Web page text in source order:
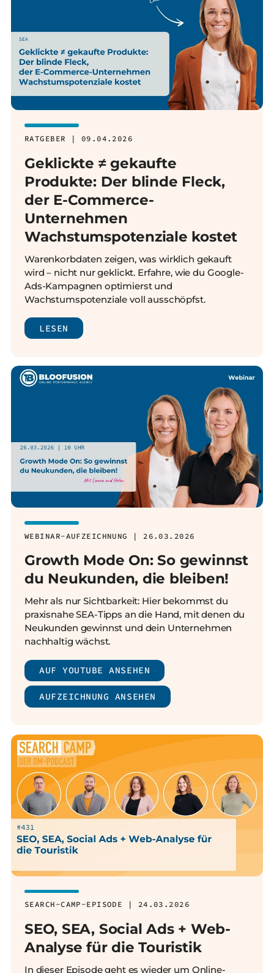
RATGEBER | 09.04.2026
Geklickte ≠ gekaufte
Produkte: Der blinde Fleck,
der E-Commerce-
Unternehmen
Wachstumspotenziale kostet
Warenkorbdaten zeigen, was wirklich gekauft
wird – nicht nur geklickt. Erfahre, wie du Google-
Ads-Kampagnen optimierst und
Wachstumspotenziale voll ausschöpfst.
LESEN
WEBINAR-AUFZEICHNUNG | 26.03.2026
Growth Mode On: So gewinnst
du Neukunden, die bleiben!
Mehr als nur Sichtbarkeit: Hier bekommst du
praxisnahe SEA-Tipps an die Hand, mit denen du
Neukunden gewinnst und dein Unternehmen
nachhaltig wächst.
AUF YOUTUBE ANSEHEN
AUFZEICHNUNG ANSEHEN
SEARCH-CAMP-EPISODE | 24.03.2026
SEO, SEA, Social Ads + Web-
Analyse für die Touristik
In dieser Episode geht es wieder um Online-